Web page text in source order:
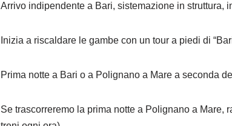
Arrivo indipendente a Bari, sistemazione in struttura,
Inizia a riscaldare le gambe con un tour a piedi di
Prima notte a Bari o a Polignano a Mare a seconda
Se trascorreremo la prima notte a Polignano a